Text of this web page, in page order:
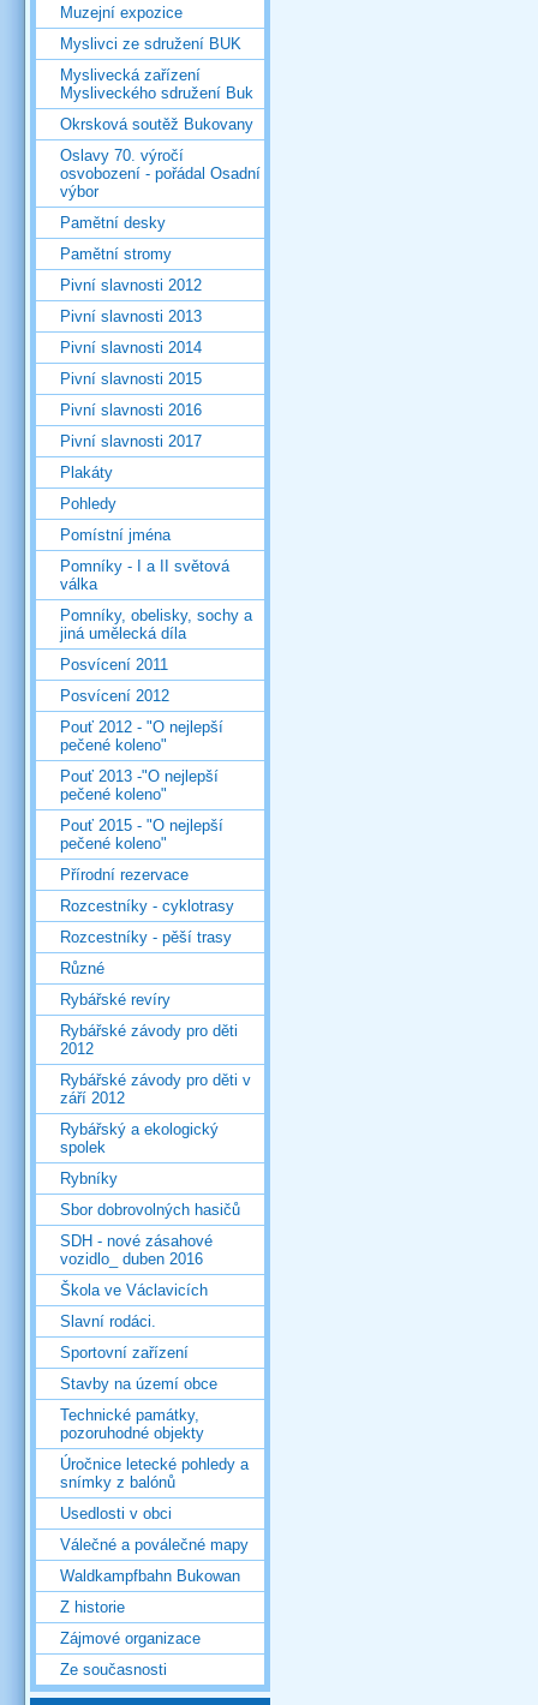
Muzejní expozice
Myslivci ze sdružení BUK
Myslivecká zařízení
Mysliveckého sdružení Buk
Okrsková soutěž Bukovany
Oslavy 70. výročí
osvobození - pořádal Osadní
výbor
Pamětní desky
Pamětní stromy
Pivní slavnosti 2012
Pivní slavnosti 2013
Pivní slavnosti 2014
Pivní slavnosti 2015
Pivní slavnosti 2016
Pivní slavnosti 2017
Plakáty
Pohledy
Pomístní jména
Pomníky - I a II světová
válka
Pomníky, obelisky, sochy a
jiná umělecká díla
Posvícení 2011
Posvícení 2012
Pouť 2012 - "O nejlepší
pečené koleno"
Pouť 2013 -"O nejlepší
pečené koleno"
Pouť 2015 - "O nejlepší
pečené koleno"
Přírodní rezervace
Rozcestníky - cyklotrasy
Rozcestníky - pěší trasy
Různé
Rybářské revíry
Rybářské závody pro děti
2012
Rybářské závody pro děti v
září 2012
Rybářský a ekologický
spolek
Rybníky
Sbor dobrovolných hasičů
SDH - nové zásahové
vozidlo_ duben 2016
Škola ve Václavicích
Slavní rodáci.
Sportovní zařízení
Stavby na území obce
Technické památky,
pozoruhodné objekty
Úročnice letecké pohledy a
snímky z balónů
Usedlosti v obci
Válečné a poválečné mapy
Waldkampfbahn Bukowan
Z historie
Zájmové organizace
Ze současnosti